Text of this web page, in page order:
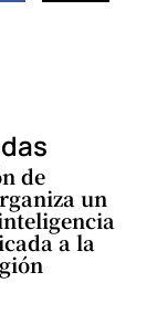
de
un
a la